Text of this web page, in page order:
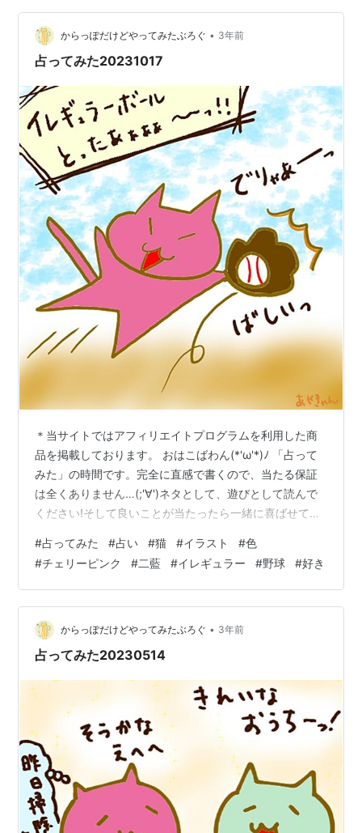
～ 結果 ～～ チェリーピンクを選んだ方… 直球でいって
みま…からっぽだけどやってみたぶろぐ • 3年前
占ってみた20231017
＊当サイトではアフィリエイトプログラムを利用した商
品を掲載しております。 おはこばわん(*'ω'*)ﾉ 「占って
みた」の時間です。完全に直感で書くので、当たる保証
は全くありません…(;'∀')ネタとして、遊びとして読んで
ください!そして良いことが当たったら一緒に喜ばせてく
日の運勢にするもよし夜 🌛読んで明日の運勢にするもよ
し来週、来月の…なんてのもありでご自由にして頂けれ
ばと考えています。 それではやってみよう('ω')ﾉ 次の２
色のうち、どちらかを選んでください。結果は下～～～
～～ 結果 ～～ チェリーピンクを選んだ方… イレギュラ
ーに…
#占ってみた #占い #猫 #イラスト #色
#チェリーピンク #二藍 #イレギュラー #野球 #好き
からっぽだけどやってみたぶろぐ • 3年前
占ってみた20230514